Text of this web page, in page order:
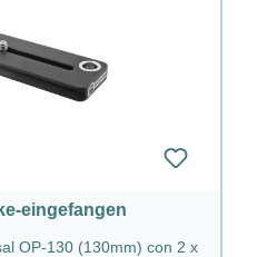
eingefangen
OP-130 (130mm) con 2 x